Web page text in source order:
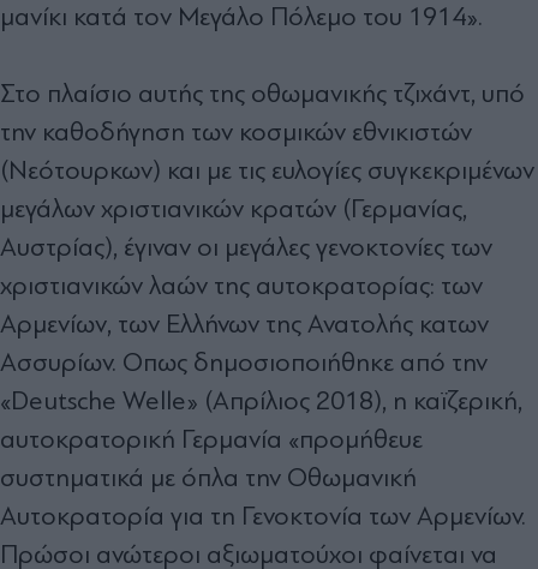
μανίκι κατά τον Μεγάλο Πόλεμο του 1914».
Στο πλαίσιο αυτής της οθωμανικής τζιχάντ, υπό
την καθοδήγηση των κοσμικών εθνικιστών
(Νεότουρκων) και με τις ευλογίες συγκεκριμένων
μεγάλων χριστιανικών κρατών (Γερμανίας,
Αυστρίας), έγιναν οι μεγάλες γενοκτονίες των
χριστιανικών λαών της αυτοκρατορίας: των
Αρμενίων, των Ελλήνων της Ανατολής κατων
Ασσυρίων. Οπως δημοσιοποιήθηκε από την
«Deutsche Welle» (Απρίλιος 2018), η καϊζερική,
αυτοκρατορική Γερμανία «προμήθευε
συστηματικά με όπλα την Οθωμανική
Αυτοκρατορία για τη Γενοκτονία των Αρμενίων.
Πρώσοι ανώτεροι αξιωματούχοι φαίνεται να